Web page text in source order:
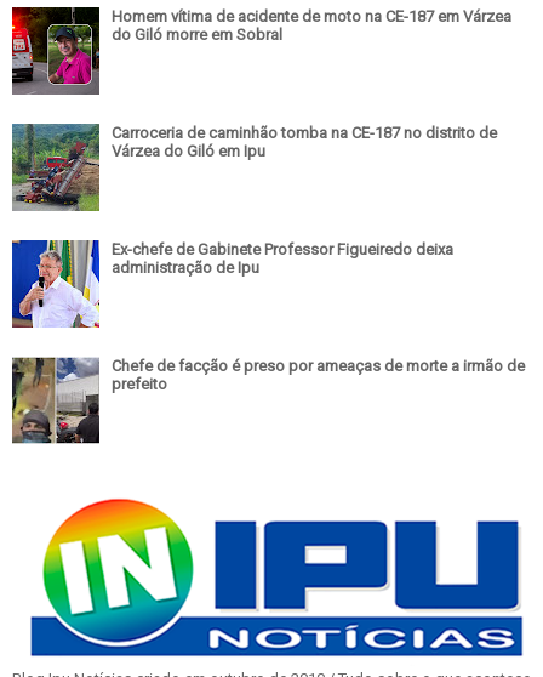
Homem vítima de acidente de moto na CE-187 em Várzea
do Giló morre em Sobral
Carroceria de caminhão tomba na CE-187 no distrito de
Várzea do Giló em Ipu
Ex-chefe de Gabinete Professor Figueiredo deixa
administração de Ipu
Chefe de facção é preso por ameaças de morte a irmão de
prefeito